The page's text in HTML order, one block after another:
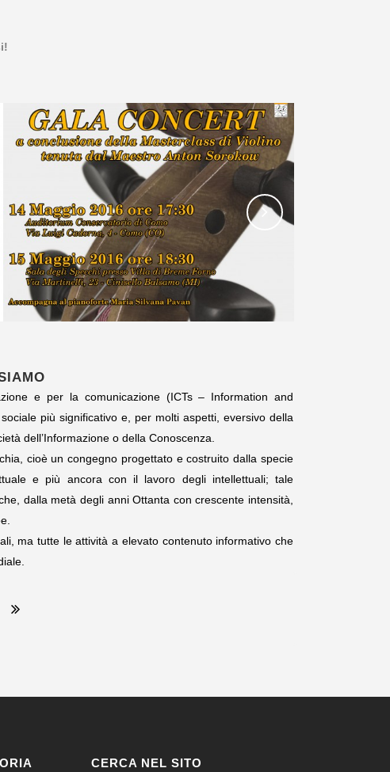
e per la comunicazione (ICTs – Information and
più significativo e, per molti aspetti, eversivo della
dell’Informazione o della Conoscenza.
cioè un congegno progettato e costruito dalla specie
e più ancora con il lavoro degli intellettuali; tale
dalla metà degli anni Ottanta con crescente intensità,
ma tutte le attività a elevato contenuto informativo che
CERCA NEL SITO